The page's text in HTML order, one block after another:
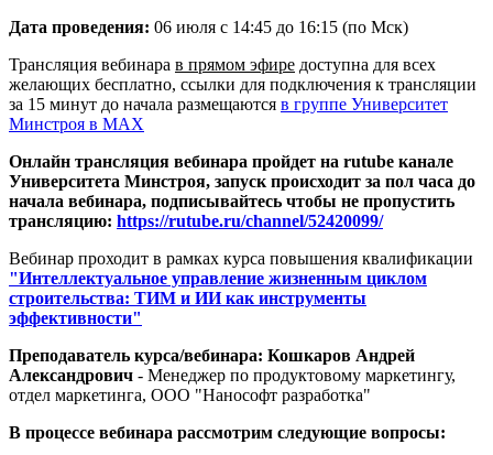
Дата проведения: 06 июля с 14:45 до 16:15 (по Мск)
Трансляция вебинара в прямом эфире доступна для всех
желающих бесплатно, ссылки для подключения к трансляции
за 15 минут до начала размещаются в группе Университет
Минстроя в MAX
Онлайн трансляция вебинара пройдет на rutube канале
Университета Минстроя, запуск происходит за пол часа до
начала вебинара, подписывайтесь чтобы не пропустить
трансляцию: https://rutube.ru/channel/52420099/
Вебинар проходит в рамках курса повышения квалификации
"Интеллектуальное управление жизненным циклом
строительства: ТИМ и ИИ как инструменты
эффективности"
Преподаватель курса/вебинара: Кошкаров Андрей
Александрович - Менеджер по продуктовому маркетингу,
отдел маркетинга, ООО "Нанософт разработка"
В процессе вебинара рассмотрим следующие вопросы: